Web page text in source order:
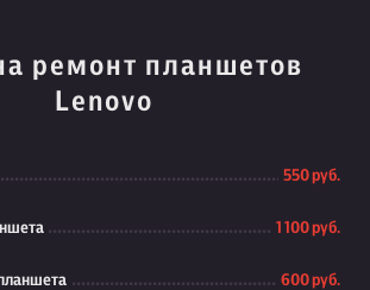
ремонт планшетов
Lenovo
550 руб.
1 100 руб.
600 руб.